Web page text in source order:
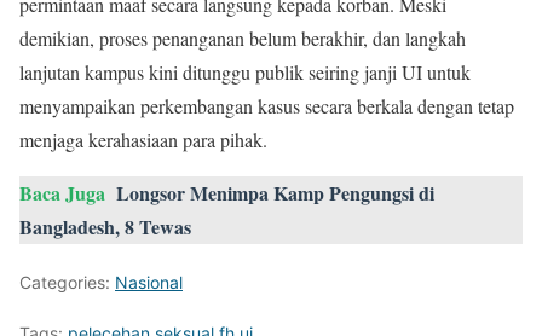
demikian, proses penanganan belum berakhir, dan langkah
lanjutan kampus kini ditunggu publik seiring janji UI untuk
menyampaikan perkembangan kasus secara berkala dengan tetap
menjaga kerahasiaan para pihak.
Baca Juga Longsor Menimpa Kamp Pengungsi di
Bangladesh, 8 Tewas
Categories: Nasional